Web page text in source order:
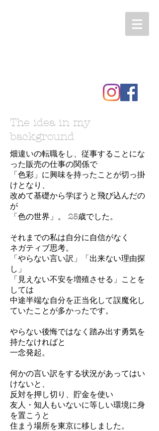
The idea in my
background
畑違いの転職をし​、従事することにな
った販売の仕事の関係で
「色彩」に興味を持ったことが切っ掛
けとなり、
改めて基礎から学ぼうと飛び込んだの
が
「色の世界」。 25歳でした。
それまでの私は自分に自信がなく
ネガティブ思考。
「やらない言い訳」「出来ない理由探
し」
「見えない不安を増殖させる」ことを
しては
中途半端な自分を正当化して誤魔化し
ていたことが多かったです。
やらない後悔ではなく踏み出す勇気を
持たなければと
一念発起。
何かの言い訳をする状況があってはい
けないと、
反対を押し切り、貯金を使い
友人・知人もいないに等しい環境に身
を置こうと
住まう場所を東京に移しました。